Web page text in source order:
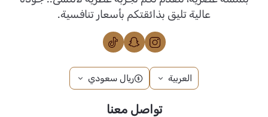
عالية تليق بذائقتكم بأسعار تنافسية.
العربية ريال سعودي
تواصل معنا